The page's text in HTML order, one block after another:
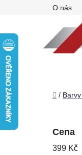
O nás
Domů
/ Barvy
Cena
399 Kč